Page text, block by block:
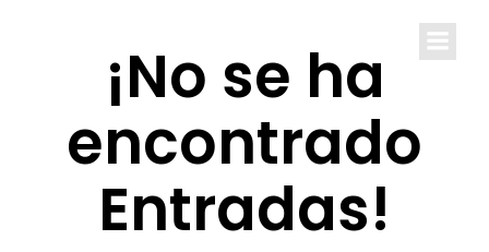
¡No se ha
encontrado
Entradas!